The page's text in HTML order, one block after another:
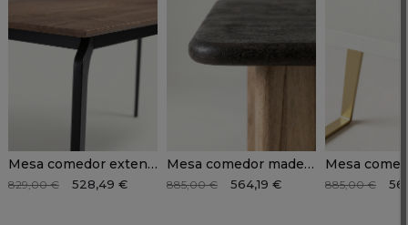
Mesa comedor extensible nogal-metal LUCEN
829,00 € 528,49 €
Mesa comedor madera mango CRESA
885,00 € 564,19 € 885,00 €